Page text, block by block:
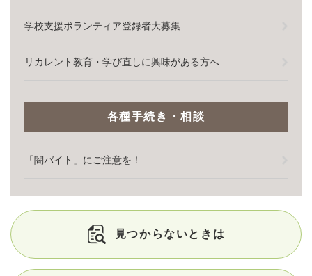
学校支援ボランティア登録者大募集
リカレント教育・学び直しに興味がある方へ
各種手続き・相談
「闇バイト」にご注意を！
見つからないときは